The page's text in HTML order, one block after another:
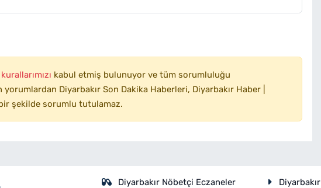
kabul etmiş bulunuyor ve tüm sorumluluğu
Diyarbakır Son Dakika Haberleri, Diyarbakır Haber |
şekilde sorumlu tutulamaz.
Diyarbakır Nöbetçi Eczaneler
Diyarbakır